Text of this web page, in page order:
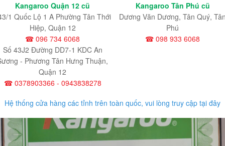
Kangaroo Quận 12 cũ
1 Quốc Lộ 1 A Phường Tân Thới
Hiệp, Quận 12
☎ 096 734 6068
Số 43J2 Đường DD7-1 KDC An
- Phương Tân Hưng Thuận,
Quận 12
☎ 0378903366 - 0943838278
Kangaroo Tân Phú cũ
Dương Văn Dương, Tân Quý,
Phú
☎ 098 933 6068
Hệ thống cửa hàng các tỉnh trên toàn quốc, vui lòng truy cập tại đây